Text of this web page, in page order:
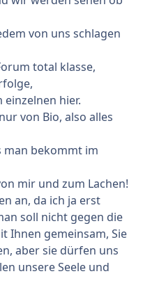
von uns schlagen
total klasse,
einzelnen hier.
von Bio, also alles
man bekommt im
mir und zum Lachen!
an, da ich ja erst
soll nicht gegen die
Ihnen gemeinsam, Sie
aber sie dürfen uns
unsere Seele und